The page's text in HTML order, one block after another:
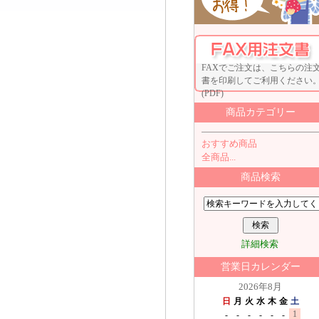
FAXでご注文は、こちらの注
書を印刷してご利用ください
(PDF)
商品カテゴリー
おすすめ商品
全商品...
商品検索
詳細検索
営業日カレンダー
2026年8月
日 月 火 水 木 金 土
-
- - - - - 1